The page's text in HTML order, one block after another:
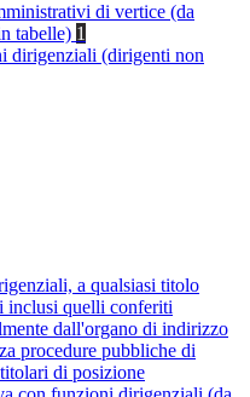
di vertice (da
tabelle) 1
dirigenziali (dirigenti non
a qualsiasi titolo
inclusi quelli conferiti
dall'organo di indirizzo
procedure pubbliche di
di posizione